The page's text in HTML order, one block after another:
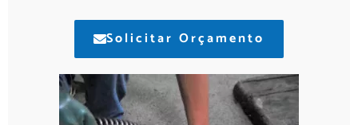
Solicitar Orçamento